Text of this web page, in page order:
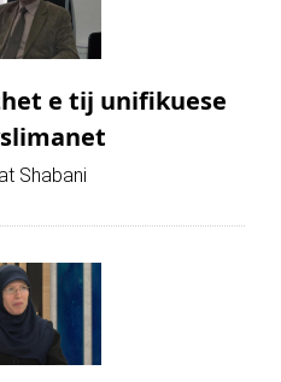
e tij unifikuese
Shabani